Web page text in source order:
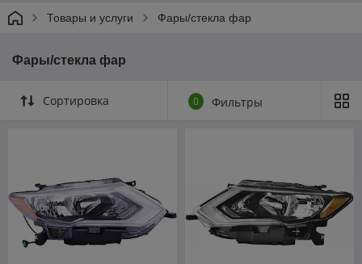
Товары и услуги Фары/стекла фар
Фары/стекла фар
Сортировка 0 Фильтры